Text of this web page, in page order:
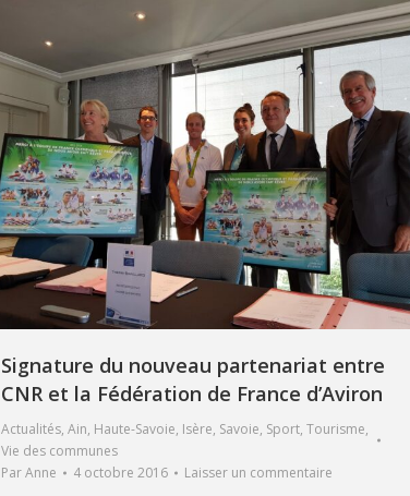
Signature du nouveau partenariat entre
CNR et la Fédération de France d’Aviron
Actualités, Ain, Haute-Savoie, Isère, Savoie, Sport, Tourisme,
Vie des communes
ParAnne 4 octobre 2016 Laisser un commentaire